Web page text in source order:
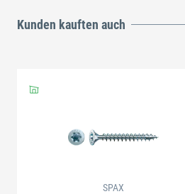
Kunden kauften auch
SPAX